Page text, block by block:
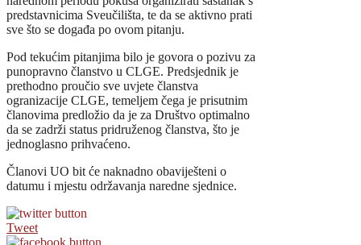
predstavnicima Sveučilišta, te da se aktivno prati
sve što se događa po ovom pitanju.
Pod tekućim pitanjima bilo je govora o pozivu za
punopravno članstvo u CLGE. Predsjednik je
prethodno proučio sve uvjete članstva
ogranizacije CLGE, temeljem čega je prisutnim
članovima predložio da je za Društvo optimalno
da se zadrži status pridruženog članstva, što je
jednoglasno prihvaćeno.
Članovi UO bit će naknadno obaviješteni o
datumu i mjestu održavanja naredne sjednice.
Tweet